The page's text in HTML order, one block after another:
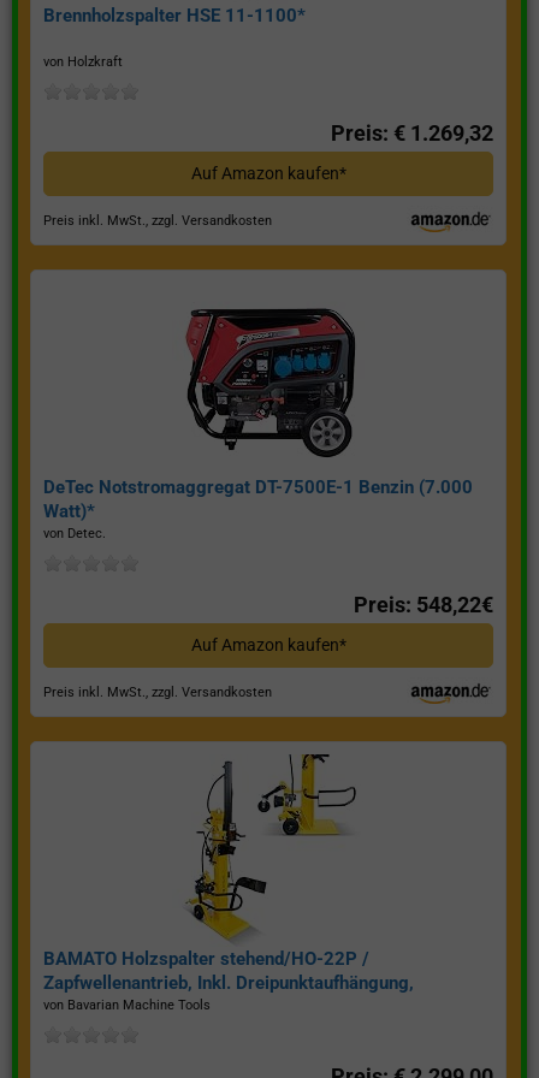
Brennholzspalter HSE 11-1100*
von Holzkraft
Preis: € 1.269,32
Auf Amazon kaufen*
Preis inkl. MwSt., zzgl. Versandkosten
DeTec Notstromaggregat DT-7500E-1 Benzin (7.000
Watt)*
von Detec.
Preis: 548,22€
Auf Amazon kaufen*
Preis inkl. MwSt., zzgl. Versandkosten
BAMATO Holzspalter stehend/HO-22P /
Zapfwellenantrieb, Inkl. Dreipunktaufhängung,
Spaltkraft 22 Tonnen*
von Bavarian Machine Tools